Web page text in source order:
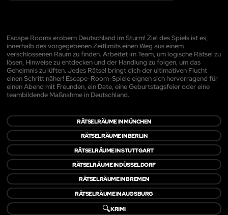
Escape Rooms erobern Deutschland im Sturm! Ziel des Spiels ist es,
innerhalb des vorgegebenen Zeitlimits einen Weg aus einem
verschlossenen Raum zu finden. Arbeitet im Team, um logische Rätsel zu
lösen, Hinweise zu entdecken und der Handlung zu folgen, um das
Geheimnis zu lüften. Jedes Rätsel bringt dich der ultimativen Flucht
einen Schritt näher! Escape-Room-Spiele eignen sich hervorragend für
einen Abend mit Freunden, ein Date, eine Geburtstagsfeier oder eine
teambildende Maßnahme in Deutschland.
RÄTSELRÄUME IN MÜNCHEN
RÄTSELRÄUME IN BERLIN
RÄTSELRÄUME IN STUTTGART
RÄTSELRÄUME IN DÜSSELDORF
RÄTSELRÄUME IN BREMEN
RÄTSELRÄUME IN AUGSBURG
🔍KRIMI